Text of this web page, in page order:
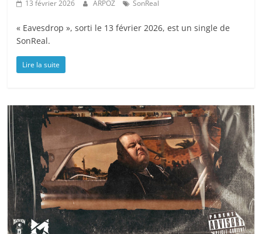
13 février 2026 ARPOZ SonReal
« Eavesdrop », sorti le 13 février 2026, est un single de
SonReal.
Lire la suite